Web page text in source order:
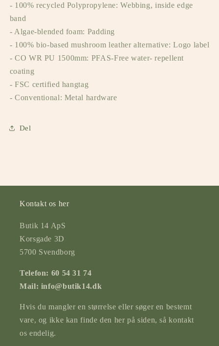
- 100% recycled Polypropylene: Webbing, inside edge
band
- Algae-blended foam: Padding
- 100% bio-based mushroom leather alternative: Logo label
- CO WR PU 1500mm: PFAS-Free water- repellent
coating
- FSC certified hangtag
- Conventional: Metal hardware
Del
Kontakt os her
Butik 14 ApS
Korsgade 3D
5700 Svendborg
Telefon: 60 54 31 74
Mail: info@butik14.dk
Hvis du mangler en størrelse eller søger en bestemt
vare, og ikke kan finde den her på siden, så kontakt
os endelig.